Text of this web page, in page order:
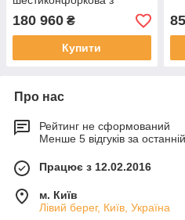
духовкою
180 960 ₴
Купити
Про нас
Рейтинг не сформований
Менше 5 відгуків за
Працює з 12.02.2016
м. Київ
Лівий берег, Київ, Україна